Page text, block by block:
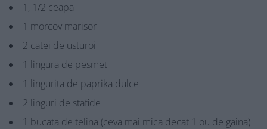
1, 1/2 ceapa
1 morcov marisor
2 catei de usturoi
1 lingura de pesmet
1 lingurita de paprika dulce
2 linguri de stafide
1 bucata de telina (ceva mai mica decat 1 ou de gaina)